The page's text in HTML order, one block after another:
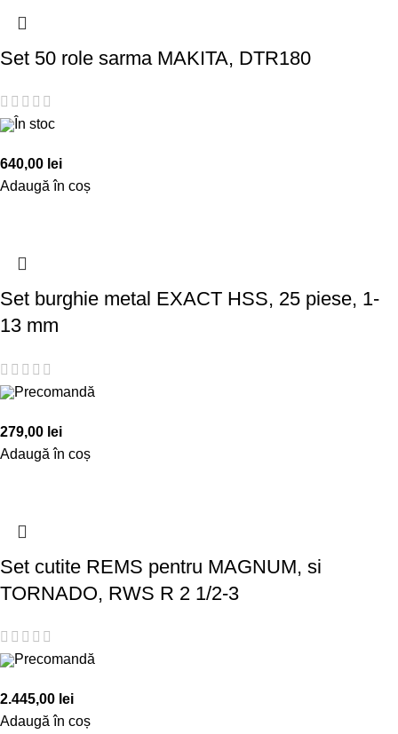
Set 50 role sarma MAKITA, DTR180
În stoc
640,00 lei
Adaugă în coș
Set burghie metal EXACT HSS, 25 piese, 1-
13 mm
Precomandă
279,00 lei
Adaugă în coș
Set cutite REMS pentru MAGNUM, si
TORNADO, RWS R 2 1/2-3
Precomandă
2.445,00 lei
Adaugă în coș